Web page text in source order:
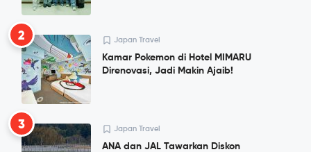
2 Japan Travel
Kamar Pokemon di Hotel MIMARU
Direnovasi, Jadi Makin Ajaib!
3 Japan Travel
ANA dan JAL Tawarkan Diskon